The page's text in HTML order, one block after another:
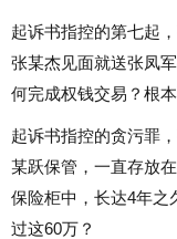
起诉书指控的第七起
张某杰见面就送张凤
何完成权钱交易？根本
起诉书指控的贪污罪
某跃保管，一直存放
保险柜中，长达4年之
过这60万？